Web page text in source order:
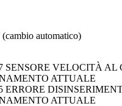
automatico)
SENSORE VELOCITÀ AL
ATTUALE
ERRORE
ATTUALE